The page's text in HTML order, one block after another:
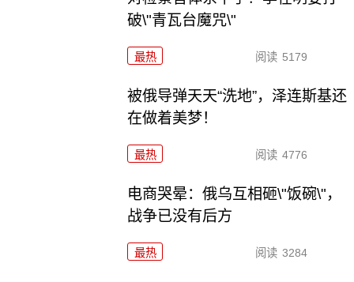
破\"青瓦台魔咒\"
最热 阅读 5179
被俄导弹天天“洗地”，泽连斯基还
在做着美梦！
最热 阅读 4776
电商哭晕：俄乌互相砸\"饭碗\"，
战争已没有后方
最热 阅读 3284